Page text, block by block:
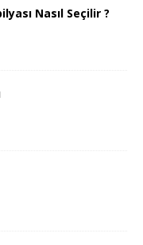
Nasıl Seçilir ?